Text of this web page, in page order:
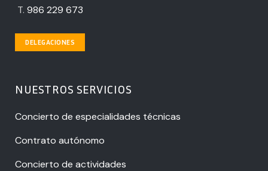
T. 986 229 673
DELEGACIONES
NUESTROS SERVICIOS
Concierto de especialidades técnicas
Contrato autónomo
Concierto de actividades